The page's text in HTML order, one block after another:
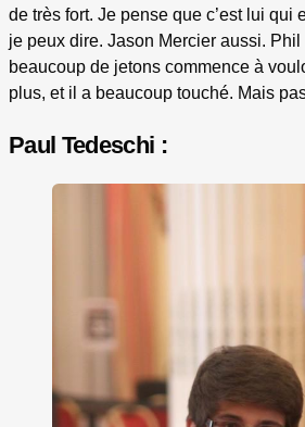
de très fort. Je pense que c’est lui qui
je peux dire. Jason Mercier aussi.
beaucoup de jetons commence à
plus, et il a beaucoup touché. Mais
Paul Tedeschi :